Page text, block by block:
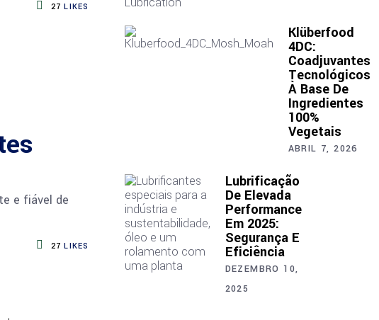
27 LIKES
e fiável de
27 LIKES
Klüberfood
4DC:
Coadjuvantes
Tecnológicos
À Base De
Ingredientes
100%
Vegetais
ABRIL 7, 2026
Lubrificação
De Elevada
Performance
Em 2025:
Segurança E
Eficiência
DEZEMBRO 10,
2025